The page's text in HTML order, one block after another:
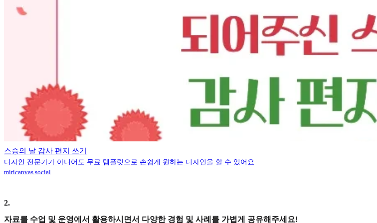
스승의 날 감사 편지 쓰기
디자인 전문가가 아니어도 무료 템플릿으로 손쉽게 원하는 디자인을 할 수 있어요
miricanvas.social
2.
자료를 수업 및 운영에서 활용하시면서 다양한 경험 및 사례를 가볍게 공유해주세요!